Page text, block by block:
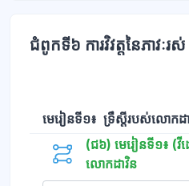
ជំពូកទី៦ ការវិវត្តនៃភាវៈរស់
មេរៀនទី១៖ ទ្រឹស្ដីរបស់លោកដ
(ជ៦) មេរៀនទី១៖ (វី
លោកដាវិន